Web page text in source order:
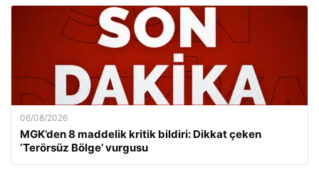
06/08/2026
MGK’den 8 maddelik kritik bildiri: Dikkat çeken
‘Terörsüz Bölge’ vurgusu